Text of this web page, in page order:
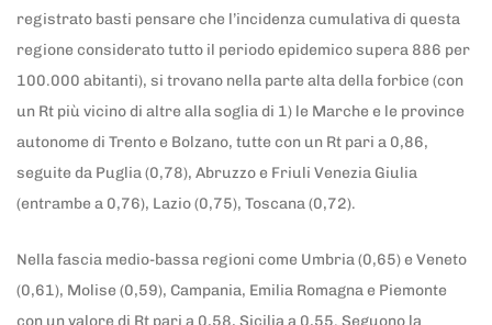
registrato basti pensare che l’incidenza cumulativa di questa
regione considerato tutto il periodo epidemico supera 886 per
100.000 abitanti), si trovano nella parte alta della forbice (con
un Rt più vicino di altre alla soglia di 1) le Marche e le province
autonome di Trento e Bolzano, tutte con un Rt pari a 0,86,
seguite da Puglia (0,78), Abruzzo e Friuli Venezia Giulia
(entrambe a 0,76), Lazio (0,75), Toscana (0,72).
Nella fascia medio-bassa regioni come Umbria (0,65) e Veneto
(0,61), Molise (0,59), Campania, Emilia Romagna e Piemonte
con un valore di Rt pari a 0,58, Sicilia a 0,55. Seguono la